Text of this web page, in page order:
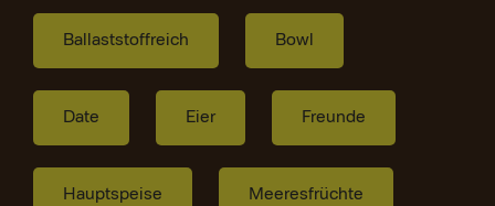
Ballaststoffreich Bowl
Date Eier Freunde
Hauptspeise Meeresfrüchte